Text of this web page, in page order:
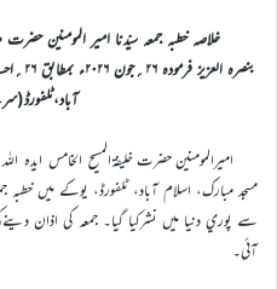
خلاصہ خطبہ جمعہ سیّدنا امیر المومنین حضرت
مسجد مبارک، اسلام آباد، ٹلفورڈ، يوکے ميں خطبہ
سے پوري دنيا ميں نشرکيا گيا۔ جمعہ کي اذان
آئي۔